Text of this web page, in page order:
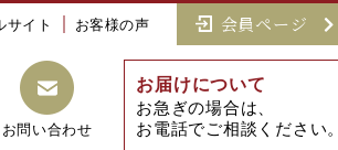
サイト お客様の声 会員ページ
お問い合わせ
お届けについて
お急ぎの場合は、
お電話でご相談ください。